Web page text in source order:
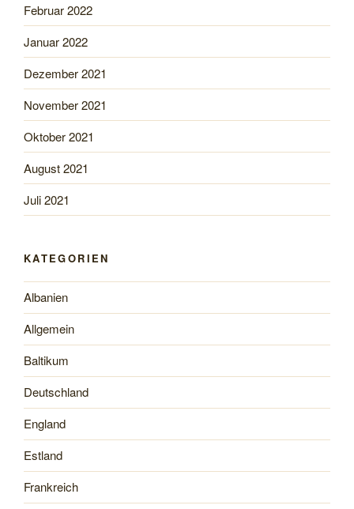
Februar 2022
Januar 2022
Dezember 2021
November 2021
Oktober 2021
August 2021
Juli 2021
KATEGORIEN
Albanien
Allgemein
Baltikum
Deutschland
England
Estland
Frankreich